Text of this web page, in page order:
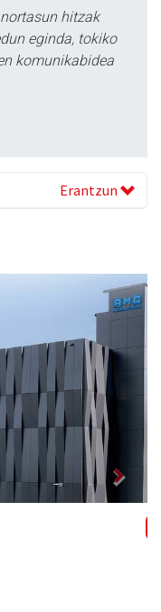
hitzak
eginda, tokiko
komunikabidea
Erantzun
Next